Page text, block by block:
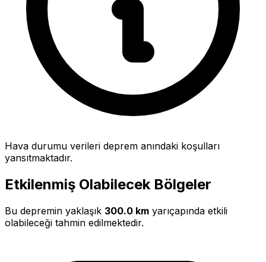
Hava durumu verileri deprem anındaki koşulları
yansıtmaktadır.
Etkilenmiş Olabilecek Bölgeler
Bu depremin yaklaşık 300.0 km yarıçapında etkili
olabileceği tahmin edilmektedir.